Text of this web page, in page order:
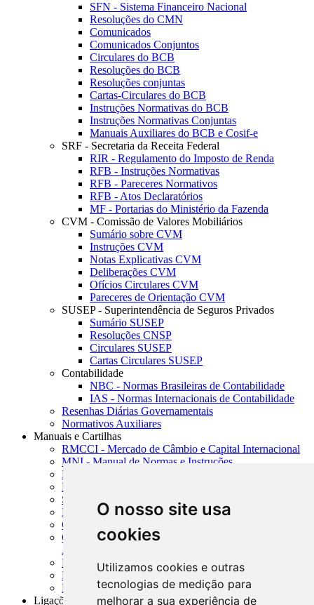
O nosso site usa
cookies
Utilizamos cookies e outras
tecnologias de medição para
melhorar a sua experiência de
SFN - Sistema Financeiro Nacional
Resoluções do CMN
Comunicados
Comunicados Conjuntos
Circulares do BCB
Resoluções do BCB
Resoluções conjuntas
Cartas-Circulares do BCB
Instruções Normativas do BCB
Instruções Normativas Conjuntas
Manuais Auxiliares do BCB e Cosif-e
SRF - Secretaria da Receita Federal
RIR - Regulamento do Imposto de Renda
RFB - Instruções Normativas
RFB - Pareceres Normativos
RFB - Atos Declaratórios
MF - Portarias do Ministério da Fazenda
CVM - Comissão de Valores Mobiliários
Sumário sobre CVM
Instruções CVM
Notas Explicativas CVM
Deliberações CVM
Ofícios Circulares CVM
Pareceres de Orientação CVM
SUSEP - Superintendência de Seguros Privados
Sumário SUSEP
Resoluções CNSP
Circulares SUSEP
Cartas Circulares SUSEP
Contabilidade
NBC - Normas Brasileiras de Contabilidade
IAS - Normas Internacionais de Contabilidade
Resenhas Diárias Governamentais
Normativos Auxiliares
Manuais e Cartilhas
RMCCI - Mercado de Câmbio e Capital Internacional
MNI - Manual de Normas e Instruções
MTVM - Manual de Títulos e Valores Mobiliários
MCR - Manual de Crédito Rural
SISORF - Manual de Organização do SFN
MASUP - Manual de Supervisão Bancária
CADOC - Catálogo de Documentos
CNAE-CONCLA - Classificação Nacional de
Atividades Econômicas
PMF - Cartilhas do BCB
Manuais Auxiliares do BCB e Cosif-e
Resenhas Diárias Governamentais
Ligações Externas